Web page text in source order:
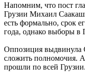
Напомним, что пост
Грузии Михаил
есть формально, срок
года, однако выборы в
Оппозиция выдвинула
сложить полномочия.
прошли по всей Грузии.